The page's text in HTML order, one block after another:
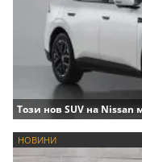
Този нов SUV на
НОВИНИ